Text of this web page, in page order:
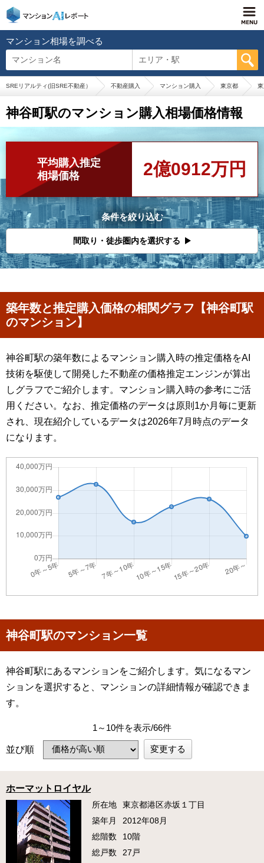
マンション相場を調べる
マンション名 エリア・駅
SREリアルティ(旧SRE不動産） 不動産購入 マンション購入 東京都
神谷町駅のマンション購入相場価格情報
平均購入推定
相場価格
2億0912万円
条件を絞り込む
間取り・徒歩圏内を選択する
築年数と推定購入価格の相関グラフ【神谷町駅
のマンション】
神谷町駅の築年数によるマンション購入時の推定価格をAI
技術を駆使して開発した不動産の価格推定エンジンが算出
しグラフでご紹介します。マンション購入時の参考にご活
用ください。なお、推定価格のデータは原則1か月毎に更新
され、現在紹介しているデータは2026年7月時点のデータ
になります。
神谷町駅のマンション一覧
神谷町駅にあるマンションをご紹介します。気になるマン
ションを選択すると、マンションの詳細情報が確認できま
す。
1～10件を表示/66件
並び順 変更する
ホーマットロイヤル
所在地
東京都港区赤坂１丁目
築年月
2012年08月
総階数
10階
総戸数
27戸